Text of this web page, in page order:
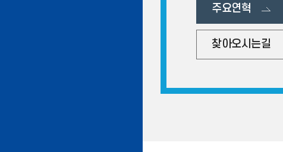
주요연혁
찾아오시는길